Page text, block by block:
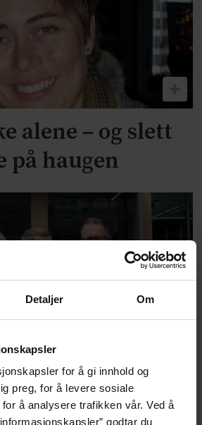
Detaljer Om
for å gi innhold og
preg, for å levere sosiale
å analysere trafikken vår. Ved å
godtar du
alene – og slett
på haugen
takst-kritikken: –
å justere kursen